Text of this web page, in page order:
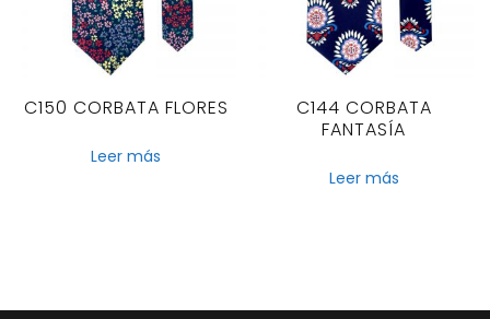
C150 CORBATA FLORES
Leer más
C144 CORBATA
FANTASÍA
Leer más